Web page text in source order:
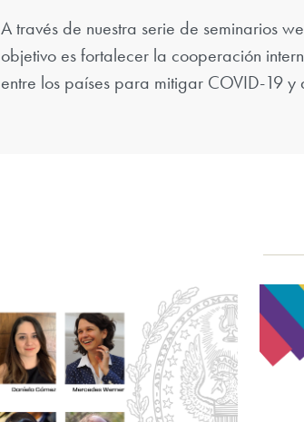
A través de nuestra serie de seminarios
objetivo es fortalecer la cooperación
entre los países para mitigar COVID-19